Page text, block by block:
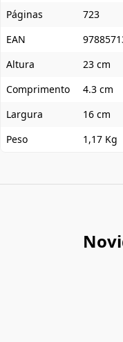
Páginas
723
EAN
Altura
23 cm
Comprimento
4.3 cm
Largura
16 cm
Peso
1,17 Kg